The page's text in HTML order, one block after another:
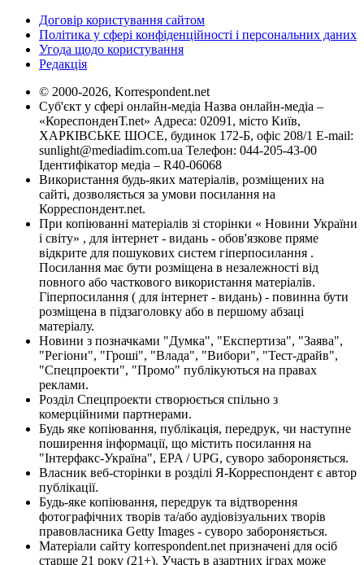
Договір користування сайтом
Політика у сфері конфіденційності і персональних даних
Угода щодо користування
Редакція
© 2000-2026, Korrespondent.net
Суб'єкт у сфері онлайн-медіа Назва онлайн-медіа –
«КореспонденТ.net» Адреса: 02091, місто Київ,
ХАРКІВСЬКЕ ШОСЕ, будинок 172-Б, офіс 208/1 E-mail:
sunlight@mediadim.com.ua Телефон: 044-205-43-00
Ідентифікатор медіа – R40-06068
Використання будь-яких матеріалів, розміщених на
сайті, дозволяється за умови посилання на
Корреспондент.net.
При копіюванні матеріалів зі сторінки « Новини України
і світу» , для інтернет - видань - обов'язкове пряме
відкрите для пошукових систем гіперпосилання .
Посилання має бути розміщена в незалежності від
повного або часткового використання матеріалів.
Гіперпосилання ( для інтернет - видань) - повинна бути
розміщена в підзаголовку або в першому абзаці
матеріалу.
Новини з позначками "Думка", "Експертиза", "Заява",
"Регіони", "Гроші", "Влада", "Вибори", "Тест-драйв",
"Спецпроекти", "Промо" публікуються на правах
реклами.
Розділ Спецпроекти створюється спільно з
комерційними партнерами.
Будь яке копіювання, публікація, передрук, чи наступне
поширення інформації, що містить посилання на
"Інтерфакс-Україна", EPA / UPG, суворо забороняється.
Власник веб-сторінки в розділі Я-Корреспондент є автор
публікації.
Будь-яке копіювання, передрук та відтворення
фотографічних творів та/або аудіовізуальних творів
правовласника Getty Images - суворо забороняється.
Матеріали сайту korrespondent.net призначені для осіб
старше 21 року (21+). Участь в азартних іграх може